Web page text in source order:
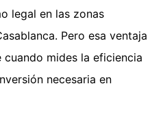
legal en las zonas
Pero esa ventaja
mides la eficiencia
necesaria en